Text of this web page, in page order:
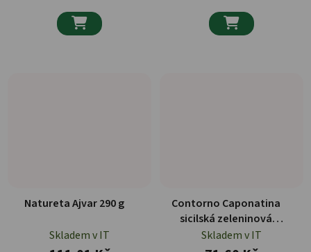
 
Natureta Ajvar 290 g
Skladem v IT
Contorno Caponatina
sicilská zeleninová
specialita 200 g
Skladem v IT